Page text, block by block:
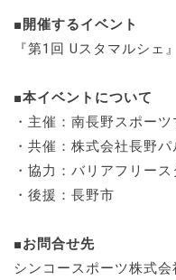
■開催するイベント
『第1回 Uスタマルシェ』
■本イベントについて
・主催：南長野スポー
・共催：株式会社長野
・協力：バリアフリー
・後援：長野市
■お問合せ先
シンコースポーツ株式